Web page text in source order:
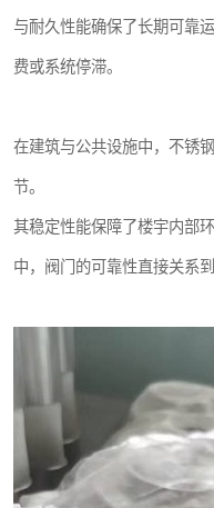
与耐久性能确保了长期可靠
费或系统停滞。
在建筑与公共设施中，不锈
节。
其稳定性能保障了楼宇内部
中，阀门的可靠性直接关系